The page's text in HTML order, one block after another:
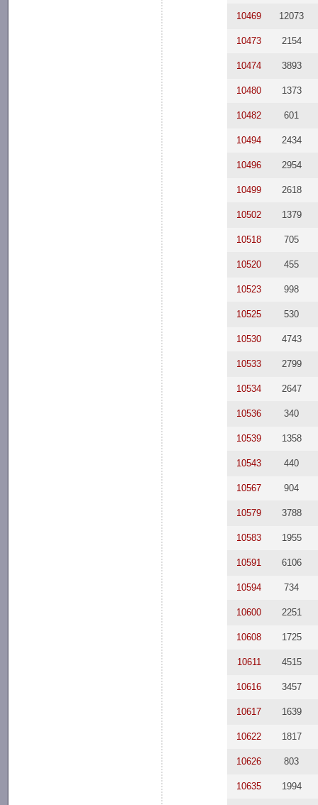
10469 12073
10473 2154
10474 3893
10480 1373
10482 601
10494 2434
10496 2954
10499 2618
10502 1379
10518 705
10520 455
10523 998
10525 530
10530 4743
10533 2799
10534 2647
10536 340
10539 1358
10543 440
10567 904
10579 3788
10583 1955
10591 6106
10594 734
10600 2251
10608 1725
10611 4515
10616 3457
10617 1639
10622 1817
10626 803
10635 1994